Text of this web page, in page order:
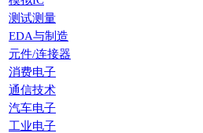
测试测量
EDA与制造
元件/连接器
消费电子
通信技术
汽车电子
工业电子